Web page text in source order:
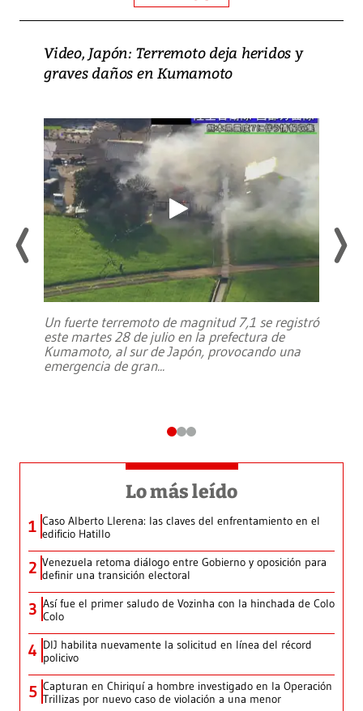
Video, Japón: Terremoto deja heridos y
graves daños en Kumamoto
Un fuerte terremoto de magnitud 7,1 se registró
este martes 28 de julio en la prefectura de
Kumamoto, al sur de Japón, provocando una
emergencia de gran...
Lo más leído
1 Caso Alberto Llerena: las claves del enfrentamiento en el
edificio Hatillo
2 Venezuela retoma diálogo entre Gobierno y oposición para
definir una transición electoral
3 Así fue el primer saludo de Vozinha con la hinchada de Colo
Colo
4 DIJ habilita nuevamente la solicitud en línea del récord
policivo
5 Capturan en Chiriquí a hombre investigado en la Operación
Trillizas por nuevo caso de violación a una menor